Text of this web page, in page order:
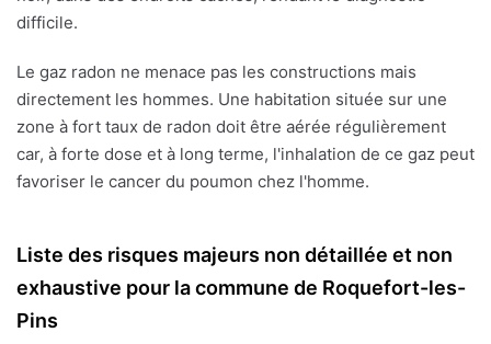
difficile.
Le gaz radon ne menace pas les constructions mais
directement les hommes. Une habitation située sur une
zone à fort taux de radon doit être aérée régulièrement
car, à forte dose et à long terme, l'inhalation de ce gaz peut
favoriser le cancer du poumon chez l'homme.
Liste des risques majeurs non détaillée et non
exhaustive pour la commune de Roquefort-les-
Pins